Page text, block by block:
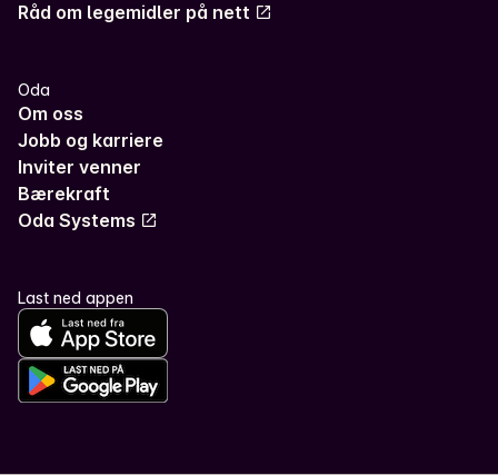
Råd om legemidler på nett
Oda
Om oss
Jobb og karriere
Inviter venner
Bærekraft
Oda Systems
Last ned appen